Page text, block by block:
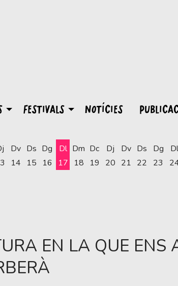
FESTIVALS NOTÍCIES
Dv
14
Ds
15
Dg
16
Dl
17
Dm
18
Dc
19
Dj
20
Dv
21
Ds
22
Dg
23
Dl
EN LA QUE ENS